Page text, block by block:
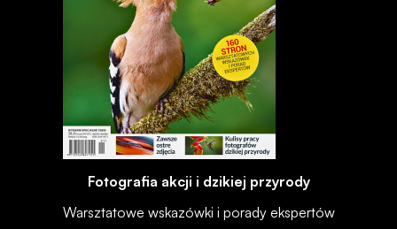
Fotografia akcji i dzikiej przyrody
Warsztatowe wskazówki i porady ekspertów